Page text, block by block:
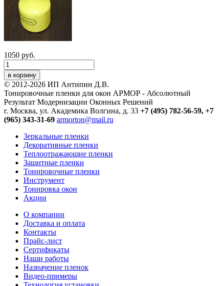
1050 руб.
в корзину
© 2012-2026 ИП Антипин Д.В.
Тонировочные пленки для окон АРМОР - Абсолютный
Результат Модернизации Оконных Решений
г. Москва, ул. Академика Волгина, д. 33 +7 (495) 782-56-59, +7
(965) 343-31-69 armorton@mail.ru
Зеркальные пленки
Декоративные пленки
Теплоотражающие пленки
Защитные пленки
Тонировочные пленки
Инструмент
Тонировка окон
Акции
О компании
Доставка и оплата
Контакты
Прайс-лист
Сертификаты
Наши работы
Назначение пленок
Видео-примеры